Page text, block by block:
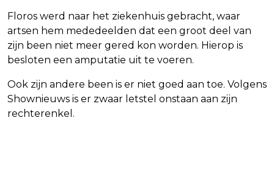
Floros werd naar het ziekenhuis gebracht, waar
artsen hem mededeelden dat een groot deel van
zijn been niet meer gered kon worden. Hierop is
besloten een amputatie uit te voeren.
Ook zijn andere been is er niet goed aan toe. Volgens
Shownieuws is er zwaar letstel onstaan aan zijn
rechterenkel.